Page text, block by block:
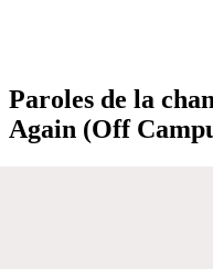
Paroles de la
Again (Off